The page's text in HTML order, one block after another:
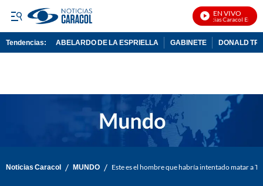
EN VIVO
Noticias Caracol En Vivo
Tendencias: ABELARDO DE LA ESPRIELLA GABINETE DONALD
Noticias Caracol / MUNDO / Este es el hombre que habría intentado matar a